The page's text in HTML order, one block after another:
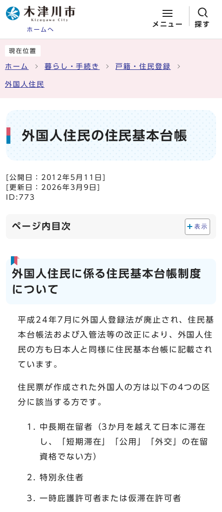
ホームへ
メニュー 探す
現在位置
ホーム 暮らし・手続き 戸籍・住民登録
外国人住民
外国人住民の住民基本台帳
[公開日： 2012年5月11日
[更新日： 2026年3月9日
ID:773
ページ内目次 表示
外国人住民に係る住民基本台帳制度
について
平成24年7月に外国人登録法が廃止され、住民基
本台帳法および入管法等の改正により、外国人住
民の方も日本人と同様に住民基本台帳に記載され
ています。
住民票が作成された外国人の方は以下の4つの区
分に該当する方です。
中長期在留者（3か月を越えて日本に滞在
し、「短期滞在」「公用」「外交」の在留
資格でない方）
特別永住者
一時庇護許可者または仮滞在許可者